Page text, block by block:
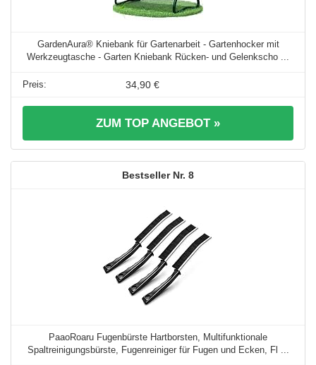
GardenAura® Kniebank für Gartenarbeit - Gartenhocker mit
Werkzeugtasche - Garten Kniebank Rücken- und Gelenkscho ...
34,90 €
ZUM TOP ANGEBOT »
8
PaaoRoaru Fugenbürste Hartborsten, Multifunktionale
Spaltreinigungsbürste, Fugenreiniger für Fugen und Ecken, Fl ...